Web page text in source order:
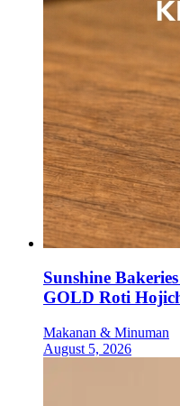
Sunshine
GOLD Roti
Makanan & Minuman
August 5, 2026